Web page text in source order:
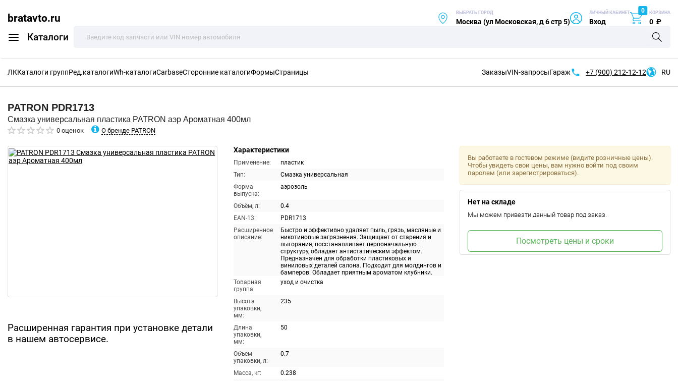
bratavto.ru
Каталоги
ВЫБРАТЬ ГОРОД
Москва (ул Московская, д 6 стр 5)
ЛИЧНЫЙ КАБИНЕТ
Вход
0 КОРЗИНА
0 ₽
ЛККаталоги группРед.каталогиWh-каталогиCarbaseСторонние каталогиФормыСтраницы ЗаказыVIN-запросыГараж +7 (900) 212-12-12 RU
PATRON PDR1713
Смазка универсальная пластика PATRON аэр Ароматная 400мл
0 оценок О бренде PATRON
Расширенная гарантия при установке детали
в нашем автосервисе.
Характеристики
Применение:
пластик
Тип:
Смазка универсальная
Форма
выпуска:
аэрозоль
Объём, л:
0.4
EAN-13:
PDR1713
Расширенное
описание:
Быстро и эффективно удаляет пыль, грязь, масляные и
никотиновые загрязнения. Защищает от старения и
выгорания, восстанавливает первоначальную
структуру, обладает антистатическим эффектом.
Предназначен для обработки пластиковых и
виниловых деталей салона. Подходит для молдингов и
бамперов. Обладает приятным ароматом клубники.
Товарная
группа:
уход и очистка
Высота
упаковки,
мм:
235
Длина
упаковки,
мм:
50
Объем
упаковки, л:
0.7
Масса, кг:
0.238
Вы работаете в гостевом режиме (видите розничные цены).
Чтобы увидеть свои цены, вам нужно войти под своим
паролем (или зарегистрироваться).
Нет на складе
Мы можем привезти данный товар под заказ.
Посмотреть цены и сроки